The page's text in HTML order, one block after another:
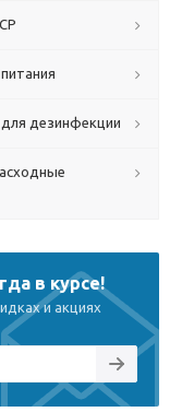
дезинфекции
в курсе!
и акциях